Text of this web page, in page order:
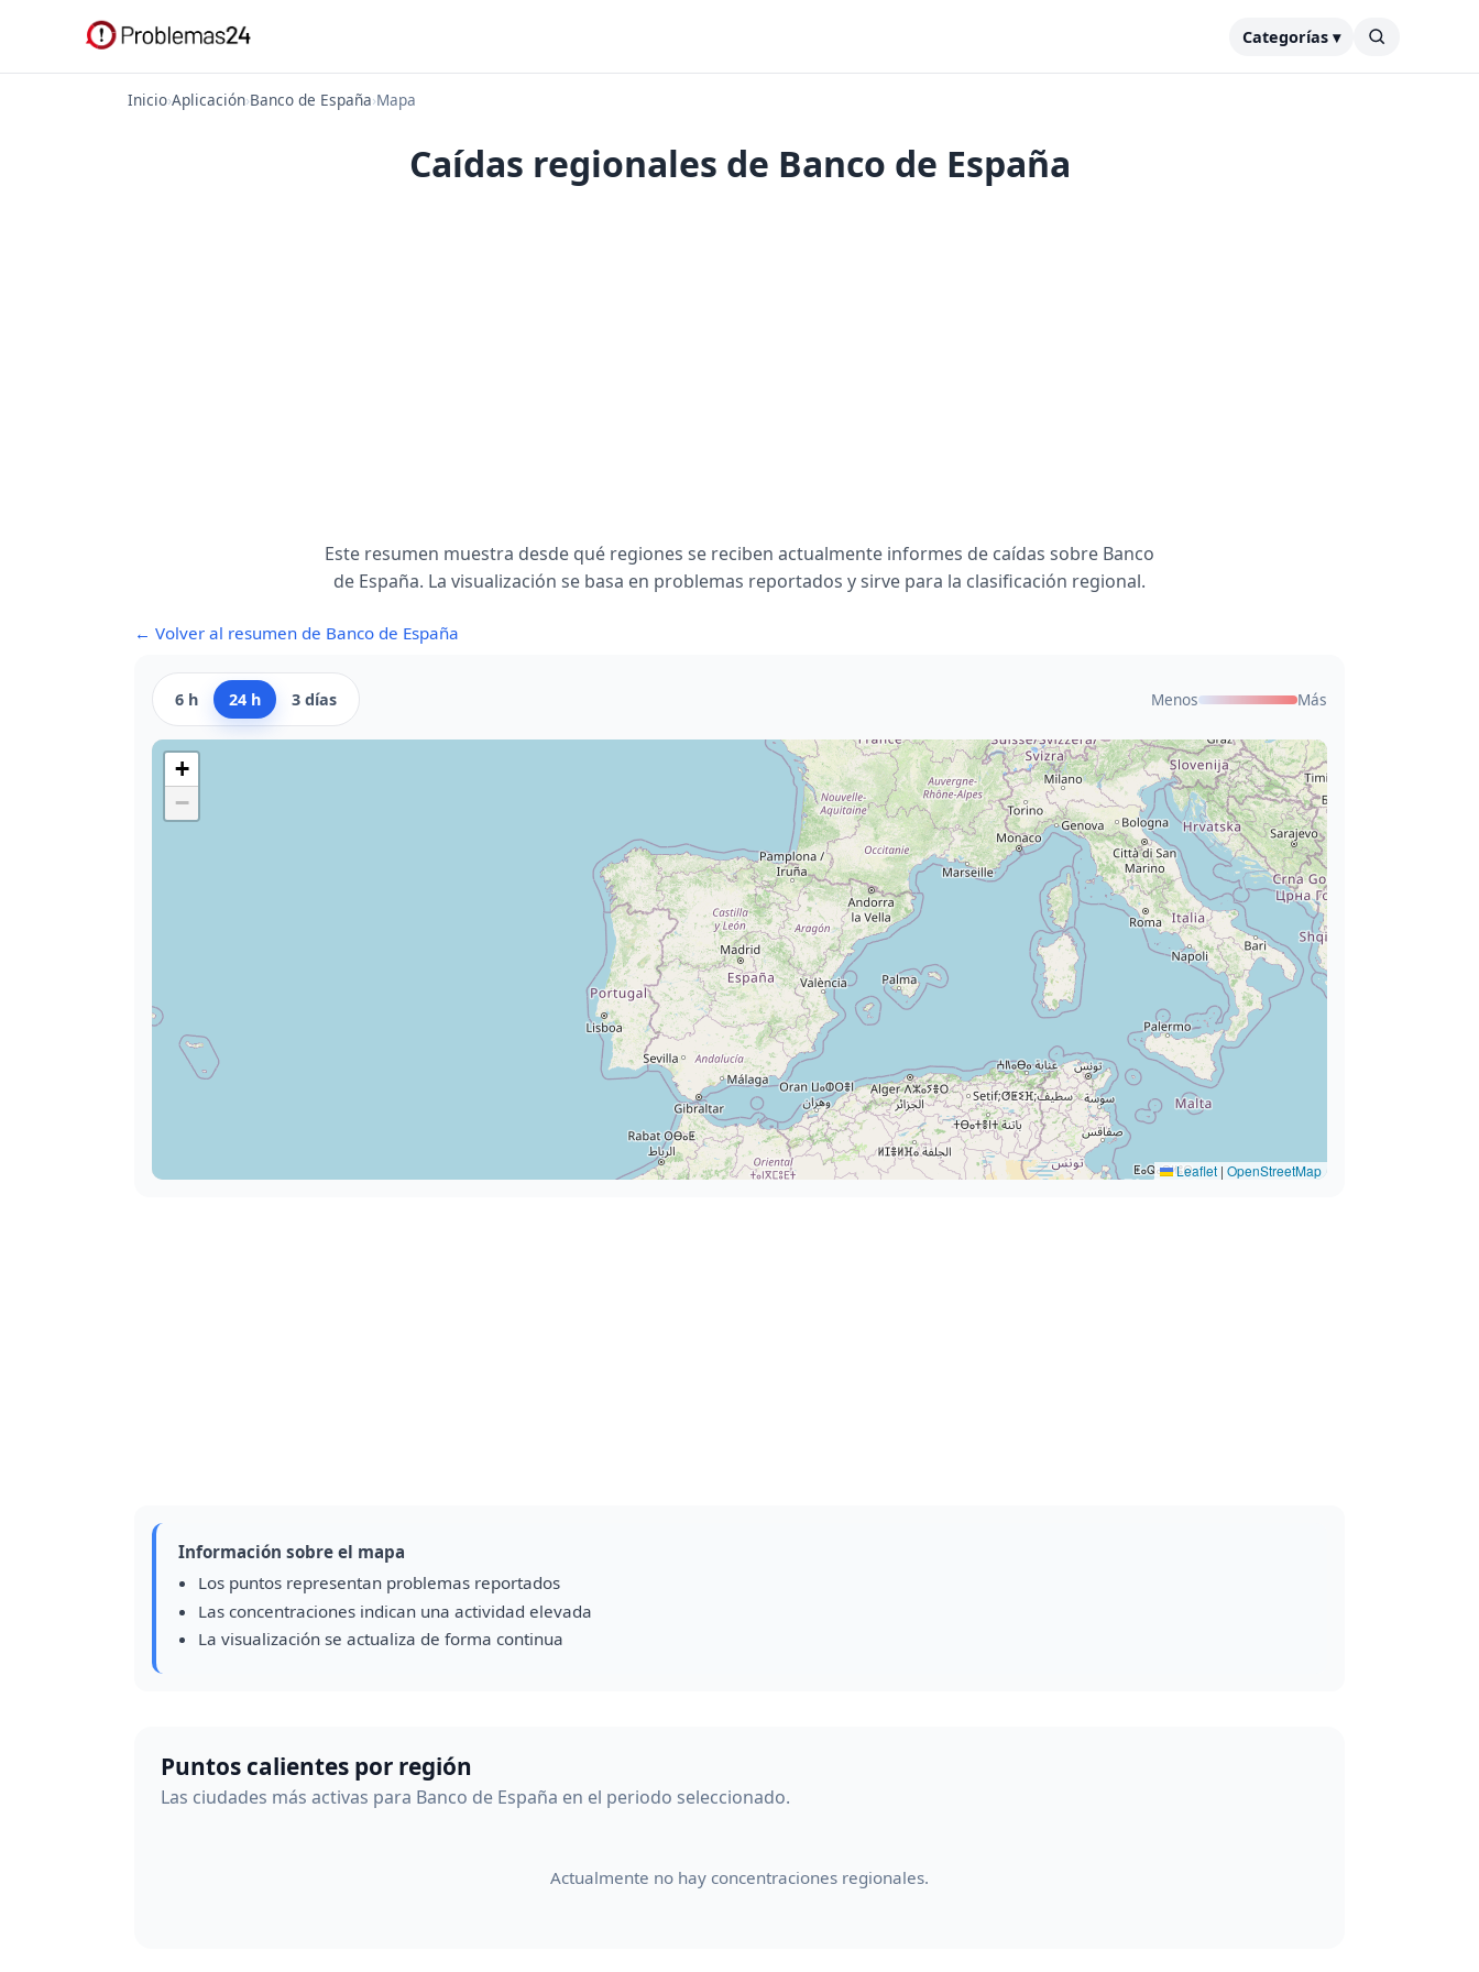
Categorías ▾
Inicio›Aplicación›Banco de España›Mapa
Caídas regionales de Banco de España
Este resumen muestra desde qué regiones se reciben actualmente informes de caídas sobre Banco
de España. La visualización se basa en problemas reportados y sirve para la clasificación regional.
← Volver al resumen de Banco de España
6 h 24 h 3 días Menos Más
+
−
Leaflet | OpenStreetMap
Información sobre el mapa
Los puntos representan problemas reportados
Las concentraciones indican una actividad elevada
La visualización se actualiza de forma continua
Puntos calientes por región
Las ciudades más activas para Banco de España en el periodo seleccionado.
Actualmente no hay concentraciones regionales.